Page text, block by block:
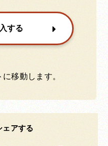
する
移動します。
ェアする